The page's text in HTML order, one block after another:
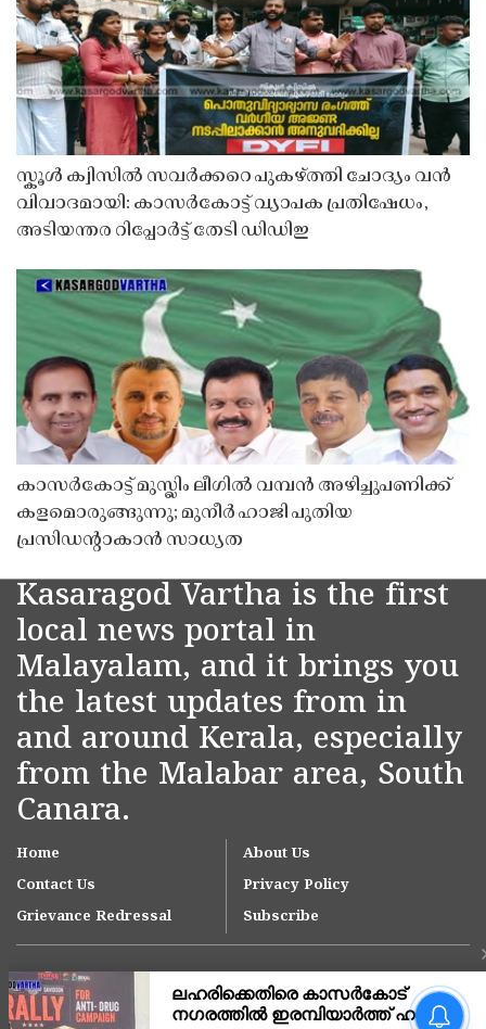
സ്കൂൾ ക്വിസിൽ സവർക്കറെ പുകഴ്ത്തി ചോദ്യം വൻ
വിവാദമായി: കാസർകോട്ട് വ്യാപക പ്രതിഷേധം,
അടിയന്തര റിപ്പോർട്ട് തേടി ഡിഡിഇ
കാസർകോട്ട് മുസ്ലിം ലീഗിൽ വമ്പൻ അഴിച്ചുപണിക്ക്
കളമൊരുങ്ങുന്നു; മുനീർ ഹാജി പുതിയ
പ്രസിഡൻ്റാകാൻ സാധ്യത
Kasaragod Vartha is the first
local news portal in
Malayalam, and it brings you
the latest updates from in
and around Kerala, especially
from the Malabar area, South
Canara.
Home
About Us
Contact Us
Privacy Policy
Grievance Redressal
Subscribe
നീലേശ്വരം നഗരസഭയിലെ
ആനച്ചാൽ-ഉച്ചൂളിക്കുതിർ